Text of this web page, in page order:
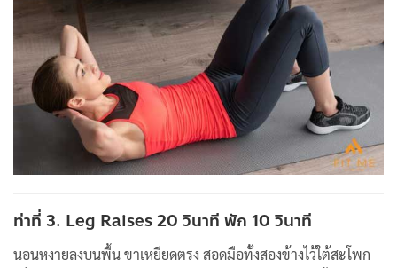
ท่าที่ 3. Leg Raises 20 วินาที พัก 10 วินาที
นอนหงายลงบนพื้น ขาเหยียดตรง สอดมือทั้งสองข้างไว้ใต้สะโพก